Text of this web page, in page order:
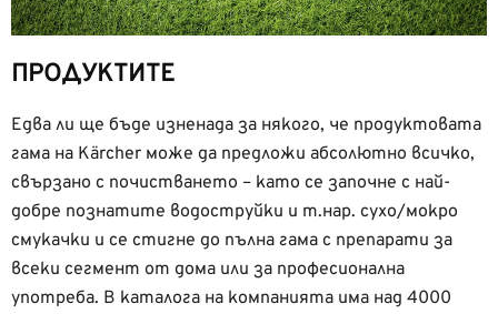
ПРОДУКТИТЕ
Едва ли ще бъде изненада за някого, че продуктовата
гама на Kärcher може да предложи абсолютно всичко,
свързано с почистването – като се започне с най-
добре познатите водоструйки и т.нар. сухо/мокро
смукачки и се стигне до пълна гама с препарати за
всеки сегмент от дома или за професионална
употреба. В каталога на компанията има над 4000